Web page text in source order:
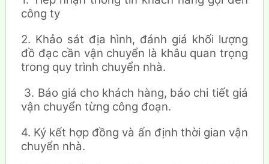
công ty
2. Khảo sát địa hình, đánh giá khối lượng
đồ đạc cần vận chuyển là khâu quan trọng
trong quy trình chuyển nhà.
3. Báo giá cho khách hàng, báo chi tiết giá
vận chuyển từng công đoạn.
4. Ký kết hợp đồng và ấn định thời gian vận
chuyển nhà.